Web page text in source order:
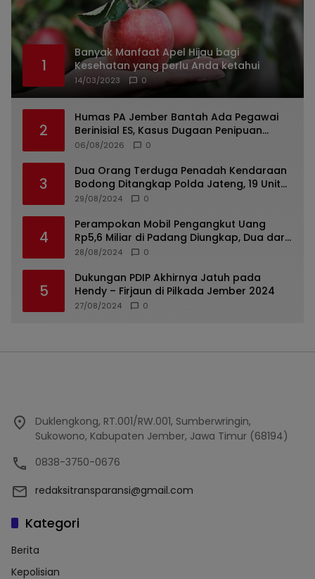
1
Banyak Manfaat Apel Hijau bagi
Kesehatan yang perlu Anda ketahui
14/03/2023 0
2
Humas PA Jember Bantah Ada Pegawai
Berinisial ES, Kasus Dugaan Penipuan
Mencuat
06/08/2026 0
3
Dua Orang Terduga Penadah Kendaraan
Bodong Ditangkap Polda Jateng, 19 Unit
Roda Empat Diamankan
29/08/2024 0
4
Perampokan Mobil Pengangkut Uang
Rp5,6 Miliar di Padang Diungkap, Dua dari
Tiga Tersangka Merupakan Oknum Polisi
28/08/2024 0
5
Dukungan PDIP Akhirnya Jatuh pada
Hendy – Firjaun di Pilkada Jember 2024
27/08/2024 0
Duklengkong, RT.001/RW.001, Sumberwringin,
Sukowono, Kabupaten Jember, Jawa Timur (68194)
0838-3750-0676
redaksitransparansi@gmail.com
Kategori
Berita
Kepolisian